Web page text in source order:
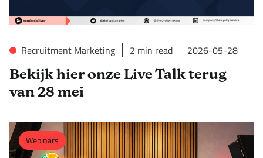
Recruitment Marketing 2 min read 2026-05-28
Bekijk hier onze Live Talk terug
van 28 mei
Webinars